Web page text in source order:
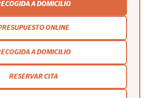
A DOMICILIO
ONLINE
A DOMICILIO
RESERVAR CITA